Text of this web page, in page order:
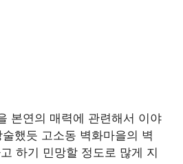
본연의 매력에 관련해서 이야
했듯 고소동 벽화마을의 벽
하기 민망할 정도로 많게 지